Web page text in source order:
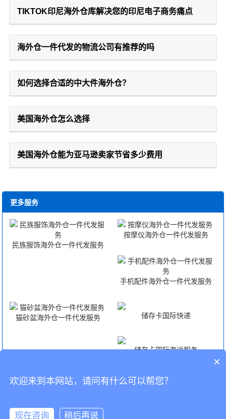
TIKTOK印尼海外仓库解决您的印尼电子商务痛点
海外仓一件代发的物流公司有推荐的吗
如何选择合适的中大件海外仓？
美国海外仓怎么选择
美国海外仓能为亚马逊卖家节省多少费用
更多服务
民族服饰海外仓一件代发服务
按摩仪海外仓一件代发服务
手机配件海外仓一件代发服务
猫砂盆海外仓一件代发服务 储存卡国际快递
储存卡国际海运服务
储存卡国际空运服务 储存卡FBA头程
CopyRight © 深圳市韬博供应链有限公司
×
欢迎来到本网站，请问有什么可以帮您？
现在咨询 稍后再说